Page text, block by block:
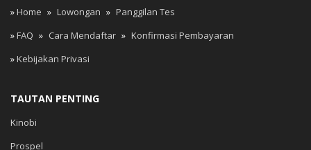
»Home » Lowongan » Panggilan Tes
»FAQ » Cara Mendaftar » Konfirmasi Pembayaran
»Kebijakan Privasi
TAUTAN PENTING
Kinobi
Prospel